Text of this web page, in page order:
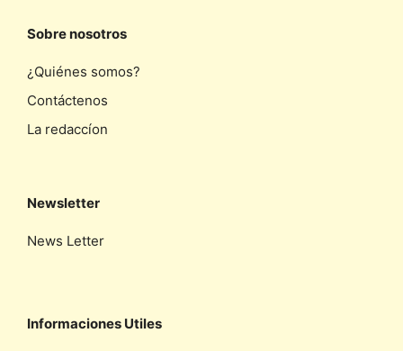
Sobre nosotros
¿Quiénes somos?
Contáctenos
La redaccíon
Newsletter
News Letter
Informaciones Utiles